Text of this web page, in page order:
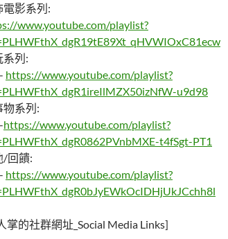
電影系列:
www.youtube.com/playlist?
系列:
https://www.youtube.com/playlist?
u9d98
物系列:
https://www.youtube.com/playlist?
t4fSgt-PT1
/回饋:
https://www.youtube.com/playlist?
掌的社群網址_Social Media Links]